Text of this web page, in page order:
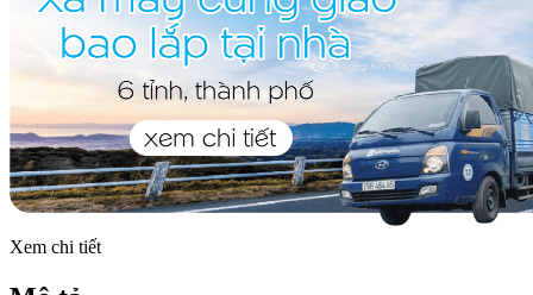
Xem chi tiết